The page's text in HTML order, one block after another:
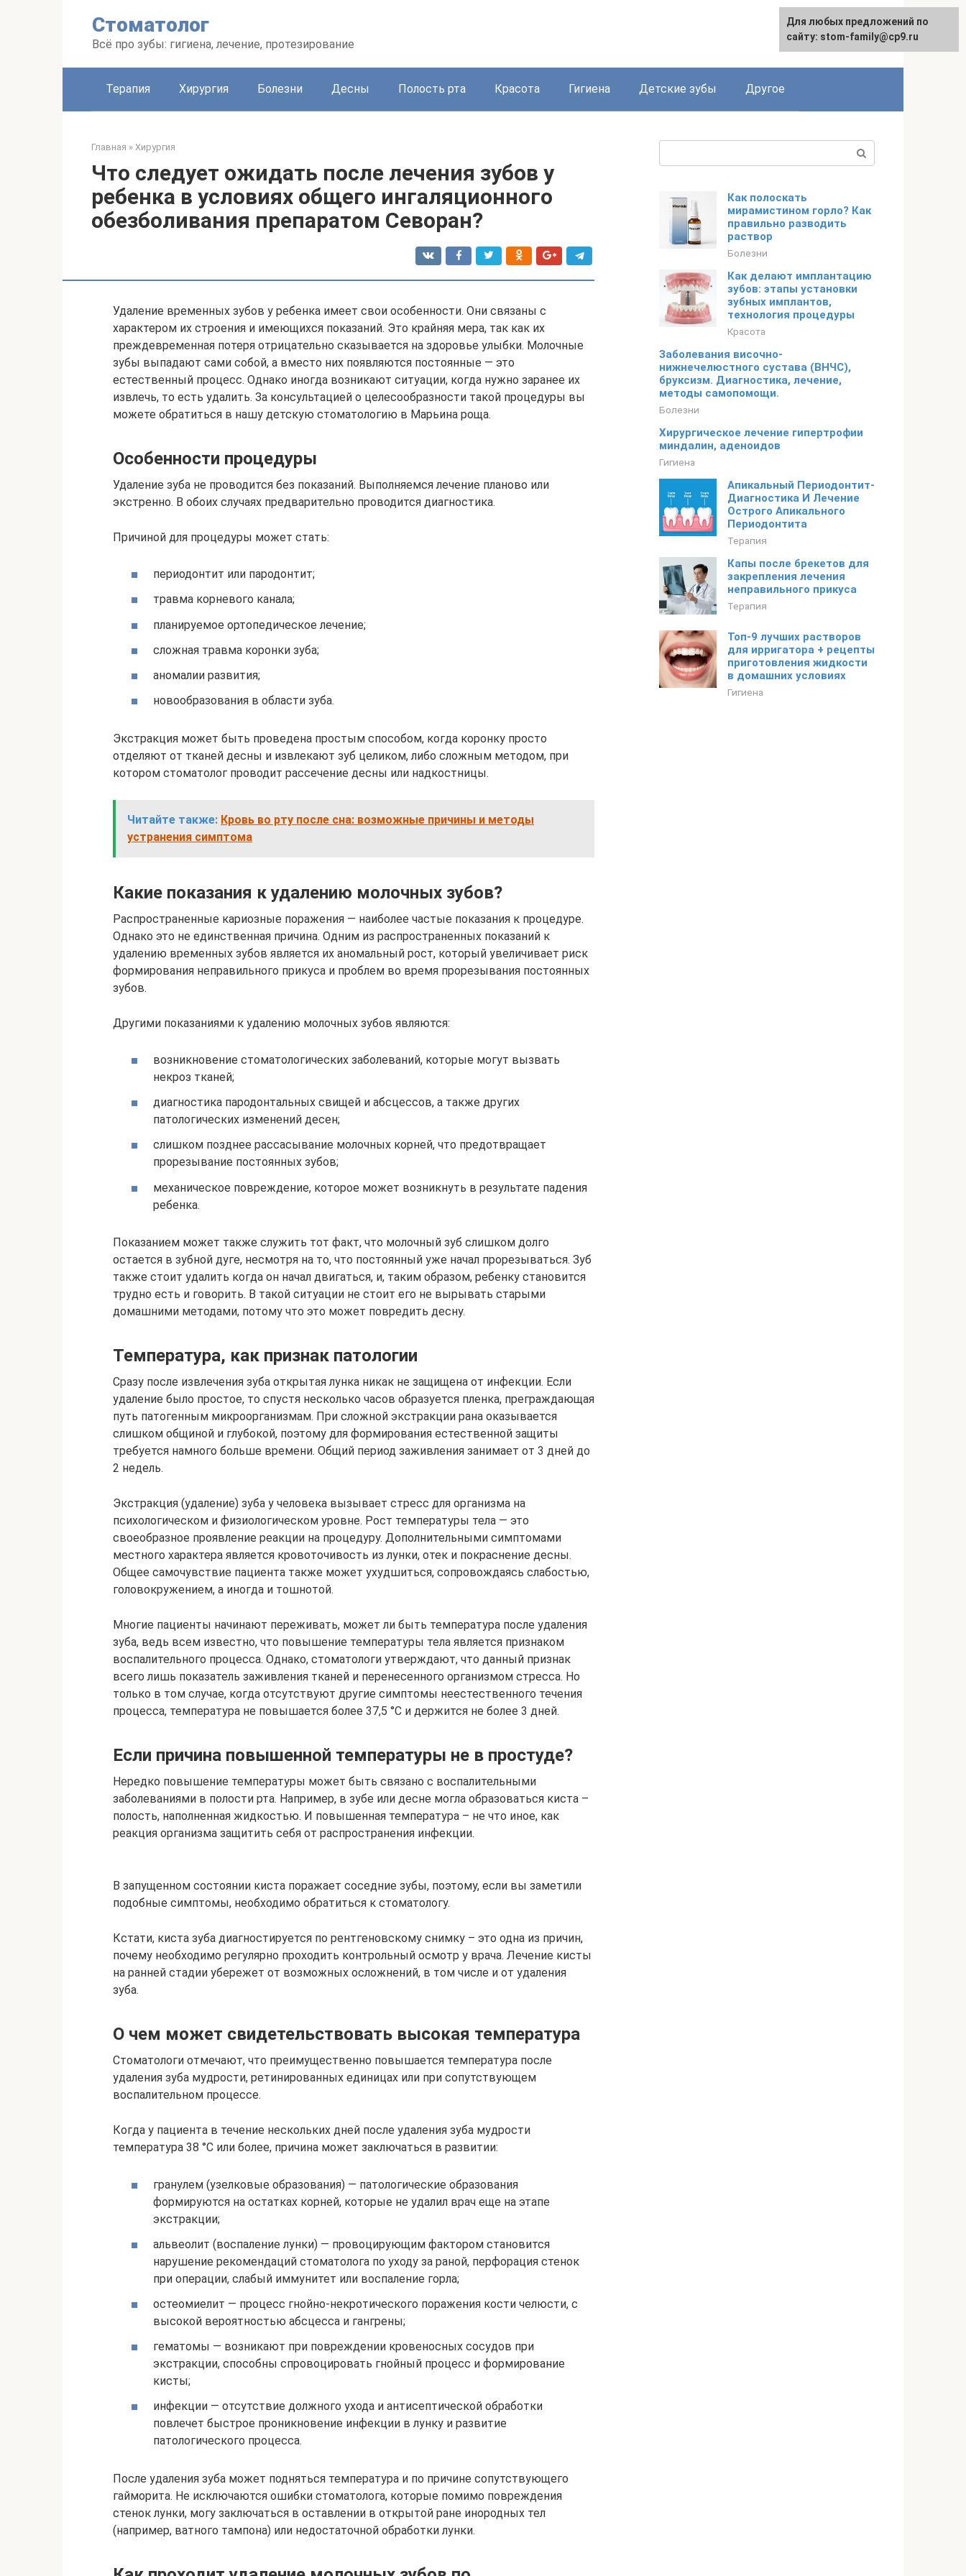
Стоматолог
Всё про зубы: гигиена, лечение, протезирование
Терапия Хирургия Болезни Десны Полость рта Красота Гигиена Детские зубы Другое
Главная » Хирургия
Что следует ожидать после лечения зубов у
ребенка в условиях общего ингаляционного
обезболивания препаратом Севоран?
Удаление временных зубов у ребенка имеет свои особенности. Они связаны с
характером их строения и имеющихся показаний. Это крайняя мера, так как их
преждевременная потеря отрицательно сказывается на здоровье улыбки. Молочные
зубы выпадают сами собой, а вместо них появляются постоянные — это
естественный процесс. Однако иногда возникают ситуации, когда нужно заранее их
извлечь, то есть удалить. За консультацией о целесообразности такой процедуры вы
можете обратиться в нашу детскую стоматологию в Марьина роща.
Особенности процедуры
Удаление зуба не проводится без показаний. Выполняемся лечение планово или
экстренно. В обоих случаях предварительно проводится диагностика.
Причиной для процедуры может стать:
периодонтит или пародонтит;
травма корневого канала;
планируемое ортопедическое лечение;
сложная травма коронки зуба;
аномалии развития;
новообразования в области зуба.
Экстракция может быть проведена простым способом, когда коронку просто
отделяют от тканей десны и извлекают зуб целиком, либо сложным методом, при
котором стоматолог проводит рассечение десны или надкостницы.
Читайте также: Кровь во рту после сна: возможные причины и методы
устранения симптома
Какие показания к удалению молочных зубов?
Распространенные кариозные поражения — наиболее частые показания к процедуре.
Однако это не единственная причина. Одним из распространенных показаний к
удалению временных зубов является их аномальный рост, который увеличивает риск
формирования неправильного прикуса и проблем во время прорезывания постоянных
зубов.
Другими показаниями к удалению молочных зубов являются:
возникновение стоматологических заболеваний, которые могут вызвать
некроз тканей;
диагностика пародонтальных свищей и абсцессов, а также других
патологических изменений десен;
слишком позднее рассасывание молочных корней, что предотвращает
прорезывание постоянных зубов;
механическое повреждение, которое может возникнуть в результате падения
ребенка.
Показанием может также служить тот факт, что молочный зуб слишком долго
остается в зубной дуге, несмотря на то, что постоянный уже начал прорезываться. Зуб
также стоит удалить когда он начал двигаться, и, таким образом, ребенку становится
трудно есть и говорить. В такой ситуации не стоит его не вырывать старыми
домашними методами, потому что это может повредить десну.
Температура, как признак патологии
Сразу после извлечения зуба открытая лунка никак не защищена от инфекции. Если
удаление было простое, то спустя несколько часов образуется пленка, преграждающая
путь патогенным микроорганизмам. При сложной экстракции рана оказывается
слишком общиной и глубокой, поэтому для формирования естественной защиты
требуется намного больше времени. Общий период заживления занимает от 3 дней до
2 недель.
Экстракция (удаление) зуба у человека вызывает стресс для организма на
психологическом и физиологическом уровне. Рост температуры тела — это
своеобразное проявление реакции на процедуру. Дополнительными симптомами
местного характера является кровоточивость из лунки, отек и покраснение десны.
Общее самочувствие пациента также может ухудшиться, сопровождаясь слабостью,
головокружением, а иногда и тошнотой.
Многие пациенты начинают переживать, может ли быть температура после удаления
зуба, ведь всем известно, что повышение температуры тела является признаком
воспалительного процесса. Однако, стоматологи утверждают, что данный признак
всего лишь показатель заживления тканей и перенесенного организмом стресса. Но
только в том случае, когда отсутствуют другие симптомы неестественного течения
процесса, температура не повышается более 37,5 °C и держится не более 3 дней.
Если причина повышенной температуры не в простуде?
Нередко повышение температуры может быть связано с воспалительными
заболеваниями в полости рта. Например, в зубе или десне могла образоваться киста –
полость, наполненная жидкостью. И повышенная температура – не что иное, как
реакция организма защитить себя от распространения инфекции.
В запущенном состоянии киста поражает соседние зубы, поэтому, если вы заметили
подобные симптомы, необходимо обратиться к стоматологу.
Кстати, киста зуба диагностируется по рентгеновскому снимку – это одна из причин,
почему необходимо регулярно проходить контрольный осмотр у врача. Лечение кисты
на ранней стадии убережет от возможных осложнений, в том числе и от удаления
зуба.
О чем может свидетельствовать высокая температура
Стоматологи отмечают, что преимущественно повышается температура после
удаления зуба мудрости, ретинированных единицах или при сопутствующем
воспалительном процессе.
Когда у пациента в течение нескольких дней после удаления зуба мудрости
температура 38 °C или более, причина может заключаться в развитии:
гранулем (узелковые образования) — патологические образования
формируются на остатках корней, которые не удалил врач еще на этапе
экстракции;
альвеолит (воспаление лунки) — провоцирующим фактором становится
нарушение рекомендаций стоматолога по уходу за раной, перфорация стенок
при операции, слабый иммунитет или воспаление горла;
остеомиелит — процесс гнойно-некротического поражения кости челюсти, с
высокой вероятностью абсцесса и гангрены;
гематомы — возникают при повреждении кровеносных сосудов при
экстракции, способны спровоцировать гнойный процесс и формирование
кисты;
инфекции — отсутствие должного ухода и антисептической обработки
повлечет быстрое проникновение инфекции в лунку и развитие
патологического процесса.
После удаления зуба может подняться температура и по причине сопутствующего
гайморита. Не исключаются ошибки стоматолога, которые помимо повреждения
стенок лунки, могу заключаться в оставлении в открытой ране инородных тел
(например, ватного тампона) или недостаточной обработки лунки.
Как полоскать
мирамистином горло? Как
правильно разводить
раствор
Болезни
Как делают имплантацию
зубов: этапы установки
зубных имплантов,
технология процедуры
Красота
Заболевания височно-
нижнечелюстного сустава (ВНЧС),
бруксизм. Диагностика, лечение,
методы самопомощи.
Болезни
Хирургическое лечение гипертрофии
миндалин, аденоидов
Гигиена
Апикальный Периодонтит-
Диагностика И Лечение
Острого Апикального
Периодонтита
Терапия
Капы после брекетов для
закрепления лечения
неправильного прикуса
Терапия
Топ-9 лучших растворов
для ирригатора + рецепты
приготовления жидкости
в домашних условиях
Гигиена
Для любых предложений по
сайту: stom-family@cp9.ru